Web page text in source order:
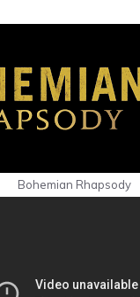
Bohemian Rhapsody